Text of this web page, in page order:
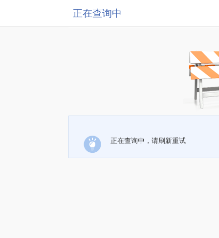
正在查询中
正在查询中，请刷新重试